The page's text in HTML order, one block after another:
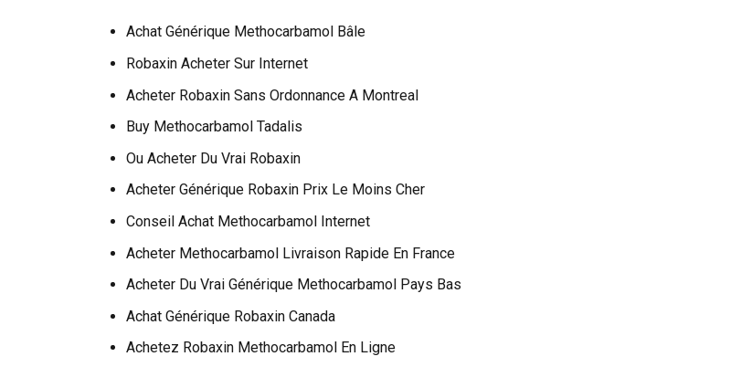
Achat Générique Methocarbamol Bâle
Robaxin Acheter Sur Internet
Acheter Robaxin Sans Ordonnance A Montreal
Buy Methocarbamol Tadalis
Ou Acheter Du Vrai Robaxin
Acheter Générique Robaxin Prix Le Moins Cher
Conseil Achat Methocarbamol Internet
Acheter Methocarbamol Livraison Rapide En France
Acheter Du Vrai Générique Methocarbamol Pays Bas
Achat Générique Robaxin Canada
Achetez Robaxin Methocarbamol En Ligne